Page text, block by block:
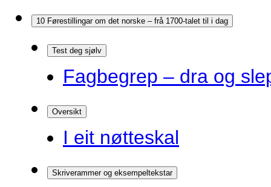
10 Førestillingar om det norske – frå 1700-talet til i dag
Test deg sjølv
Fagbegrep – dra og
Oversikt
I eit nøtteskal
Skriverammer og eksempeltekstar